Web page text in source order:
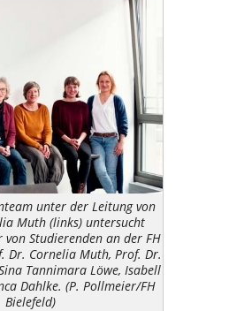
unter der Leitung von
Muth (links) untersucht
von Studierenden an der FH
Dr. Cornelia Muth, Prof. Dr.
Tannimara Löwe, Isabell
Dahlke. (P. Pollmeier/FH
Bielefeld)